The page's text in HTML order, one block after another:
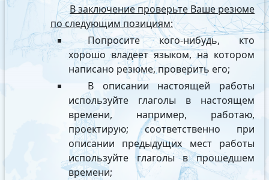
В заключение проверьте Ваше резюме
по следующим позициям:
Попросите кого-нибудь, кто
хорошо владеет языком, на котором
написано резюме, проверить его;
В описании настоящей работы
используйте глаголы в настоящем
времени, например, работаю,
проектирую; соответственно при
описании предыдущих мест работы
используйте глаголы в прошедшем
времени;